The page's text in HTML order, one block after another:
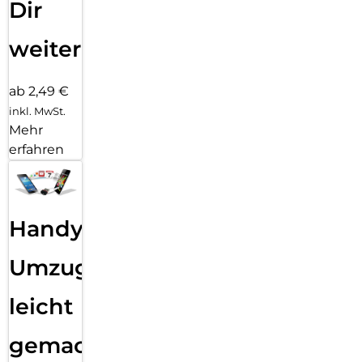
Dir
weiter
ab 2,49 €
inkl. MwSt.
Mehr
erfahren
Handy
Umzug
leicht
gemacht!